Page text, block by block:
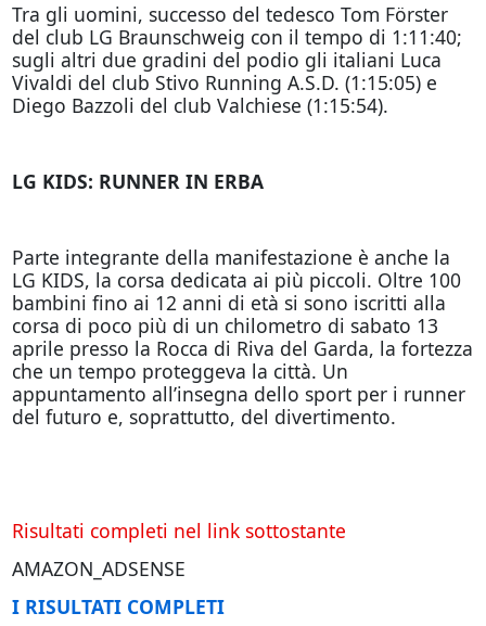
Tra gli uomini, successo del tedesco Tom Förster
del club LG Braunschweig con il tempo di 1:11:40;
sugli altri due gradini del podio gli italiani Luca
Vivaldi del club Stivo Running A.S.D. (1:15:05) e
Diego Bazzoli del club Valchiese (1:15:54).
LG KIDS: RUNNER IN ERBA
Parte integrante della manifestazione è anche la
LG KIDS, la corsa dedicata ai più piccoli. Oltre 100
bambini fino ai 12 anni di età si sono iscritti alla
corsa di poco più di un chilometro di sabato 13
aprile presso la Rocca di Riva del Garda, la fortezza
che un tempo proteggeva la città. Un
appuntamento all’insegna dello sport per i runner
del futuro e, soprattutto, del divertimento.
Risultati completi nel link sottostante
AMAZON_ADSENSE
I RISULTATI COMPLETI